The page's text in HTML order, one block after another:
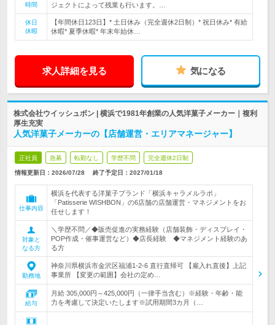
時間
ジェクトによって残業も行います。…
休日
休暇
【年間休日123日】* 土日休み（完全週休2日制）* 祝日休み* 有給
休暇* 夏季休暇* 年末年始休…
求人詳細を見る 気になる
株式会社ウイッシュボン | 横浜で1981年創業の人気洋菓子メーカー｜複利
厚生充実
人気洋菓子メーカーの【店舗運営・エリアマネージャー】
正社員 急募 転勤なし 学歴不問 完全週休2日制
情報更新日：2026/07/28 終了予定日： 2027/01/18
仕事内容
横浜を代表する洋菓子ブランド「横浜キャラメルラボ」
「Patisserie WISHBON」の6店舗の店舗運営・マネジメントをお
任せします！
対象と
なる方
＼学歴不問／◆販売促進の実務経験（店舗装飾・ディスプレイ・
POP作成・催事運営など）◆店長経験 ◆マネジメント経験のあ
る方
勤務地
神奈川県横浜市金沢区福浦1-2-6 直行直帰可 【雇入れ直後】上記
事業所 【変更の範囲】会社の定め…
給与
月給 305,000円～425,000円（一律手当含む）※経験・年齢・能
力を考慮して決定いたします※試用期間3カ月（…